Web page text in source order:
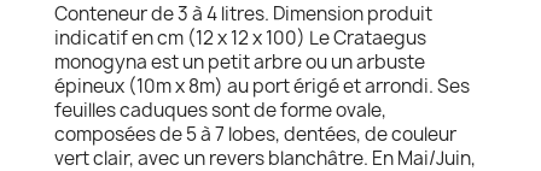
Conteneur de 3 à 4 litres. Dimension produit
indicatif en cm (12 x 12 x 100) Le Crataegus
monogyna est un petit arbre ou un arbuste
épineux (10m x 8m) au port érigé et arrondi. Ses
feuilles caduques sont de forme ovale,
composées de 5 à 7 lobes, dentées, de couleur
vert clair, avec un revers blanchâtre. En Mai/Juin,